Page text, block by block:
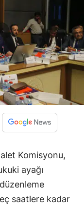
Komisyonu,
ayağı
saatlere kadar